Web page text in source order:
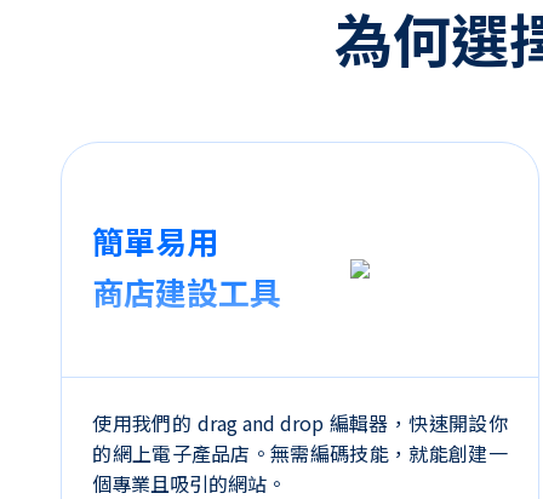
為何選
簡單易用
商店建設工具
使用我們的 drag and drop 編輯器，快速開設你
的網上電子產品店。無需編碼技能，就能創建一
個專業且吸引的網站。